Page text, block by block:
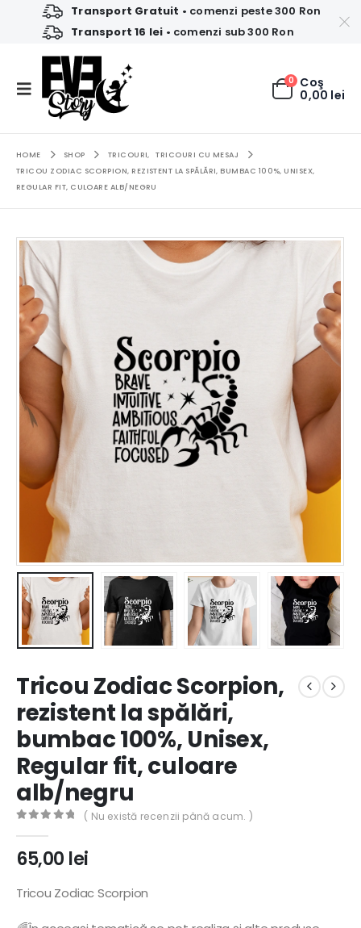
Transport Gratuit • comenzi peste 300 Ron
Transport 16 lei • comenzi sub 300 Ron
0 Coş
0,00 lei
HOME SHOP TRICOURI,
TRICOURI CU MESAJ
TRICOU ZODIAC SCORPION, REZISTENT LA SPĂLĂRI, BUMBAC 100%, UNISEX,
REGULAR FIT, CULOARE ALB/NEGRU
Tricou Zodiac Scorpion,
rezistent la spălări,
bumbac 100%, Unisex,
Regular fit, culoare
alb/negru
( Nu există recenzii până acum. )
65,00 lei
Tricou Zodiac Scorpion